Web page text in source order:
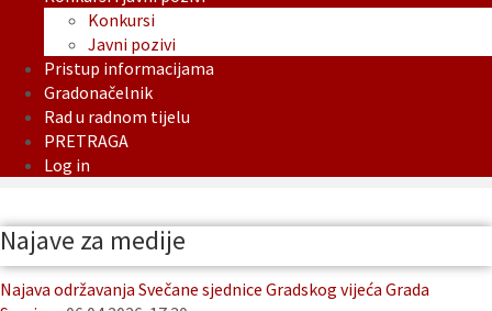
Konkursi
Javni pozivi
Pristup informacijama
Gradonačelnik
Rad u radnom tijelu
PRETRAGA
Log in
Najave za medije
Najava održavanja Svečane sjednice Gradskog vijeća Grada